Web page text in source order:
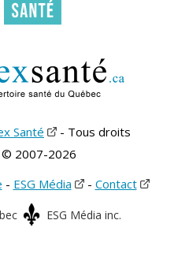
Santé
- Tous droits
2007-2026
- ESG Média - Contact
ESG Média inc.